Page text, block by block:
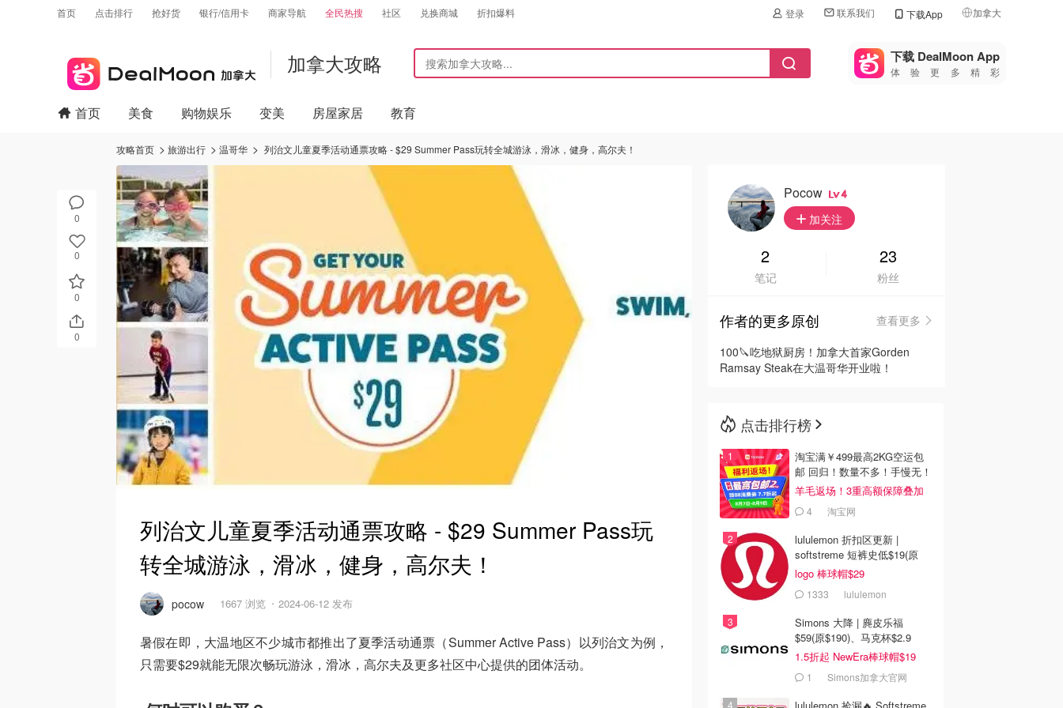
首页 点击排行 抢好货 银行/信用卡 商家导航 全民热搜 社区 兑换商城 折扣爆料 登录 联系我们 下载App 加拿大
🇺🇸
美国
🇨🇳中国
🇮🇹
🇦🇺
🇳🇿新西兰
加拿大攻略 下载 DealMoon App
体验更多精彩
0
0
0
0
首页 美食 购物娱乐 变美 房屋家居 教育
攻略首页 旅游出行 温哥华 列治文儿童夏季活动通票攻略 - $29 Summer Pass玩转全城游泳，滑冰，健身，高尔夫！
列治文儿童夏季活动通票攻略 - $29 Summer Pass玩
转全城游泳，滑冰，健身，高尔夫！
pocow 1667 浏览 2024-06-12 发布
暑假在即，大温地区不少城市都推出了夏季活动通票（Summer Active Pass）以列治文为例，
只需要$29就能无限次畅玩游泳，滑冰，高尔夫及更多社区中心提供的团体活动。
Pocow 4
加关注
2
笔记
23
粉丝
作者的更多原创
查看更多
100🔪吃地狱厨房！加拿大首家Gorden
Ramsay Steak在大温哥华开业啦！
点击排行榜
淘宝满￥499最高2KG空运包
邮 回归！数量不多！手慢无！
羊毛返场！3重高额保障叠加
4 淘宝网
lululemon 折扣区更新 |
softstreme 短裤史低$19(原
$88)
logo 棒球帽$29
1333 lululemon
Simons 大降 | 麂皮乐福
$59(原$190)、马克杯$2.9
1.5折起 NewEra棒球帽$19
1 Simons加拿大官网